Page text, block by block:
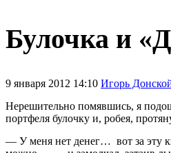
Булочка и
9 января 2012 14:10 Игорь
Нерешительно помявшись, я
портфеля булочку и, робея,
— У меня нет денег… вот за